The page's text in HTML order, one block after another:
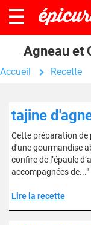
Agneau et
Accueil Recette
tajine
Cette préparation de
d'une gourmandise
confire de l’épaule
accompagnées de..."
Lire la recette